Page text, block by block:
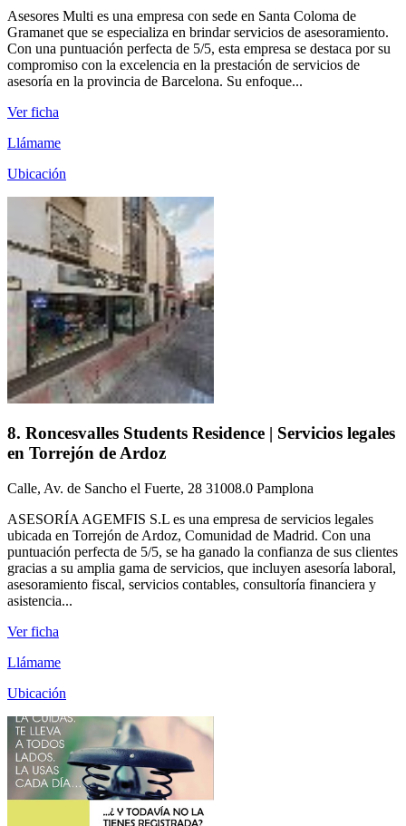
Asesores Multi es una empresa con sede en Santa Coloma de
Gramanet que se especializa en brindar servicios de asesoramiento.
Con una puntuación perfecta de 5/5, esta empresa se destaca por su
compromiso con la excelencia en la prestación de servicios de
asesoría en la provincia de Barcelona. Su enfoque...
Ver ficha
Llámame
Ubicación
8. Roncesvalles Students Residence | Servicios legales
en Torrejón de Ardoz
Calle, Av. de Sancho el Fuerte, 28 31008.0 Pamplona
ASESORÍA AGEMFIS S.L es una empresa de servicios legales
ubicada en Torrejón de Ardoz, Comunidad de Madrid. Con una
puntuación perfecta de 5/5, se ha ganado la confianza de sus clientes
gracias a su amplia gama de servicios, que incluyen asesoría laboral,
asesoramiento fiscal, servicios contables, consultoría financiera y
asistencia...
Ver ficha
Llámame
Ubicación